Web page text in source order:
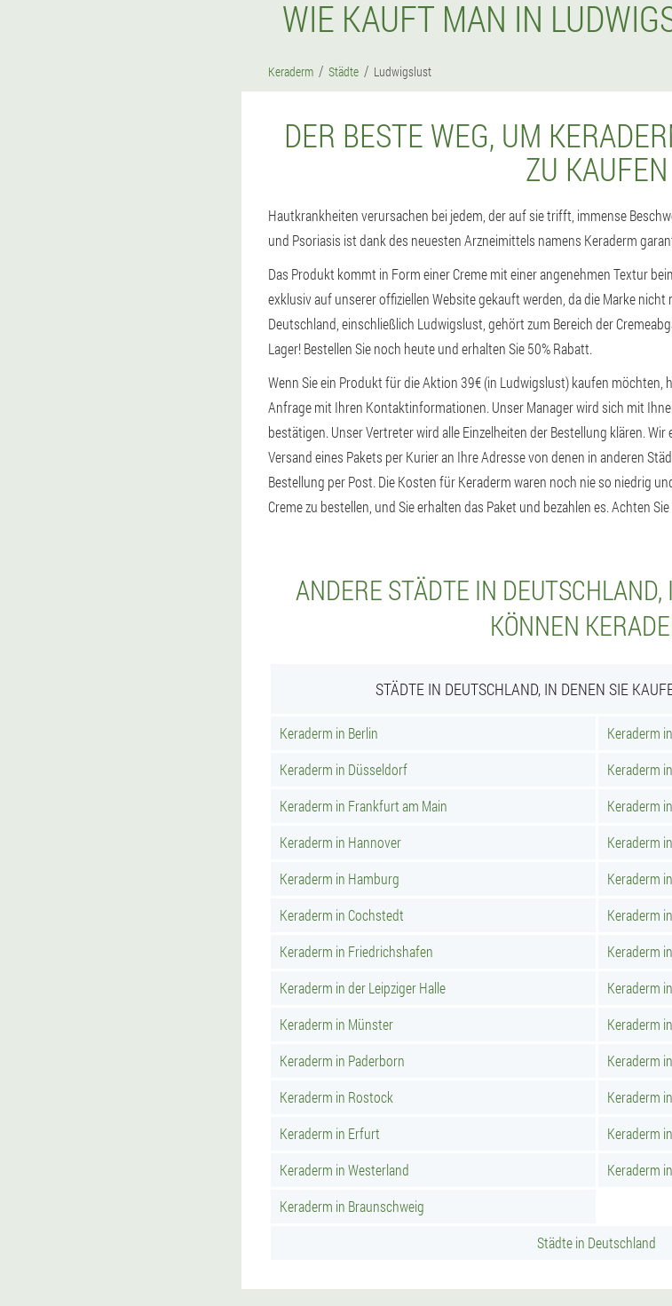
WIE KAUFT MAN IN
Keraderm Städte Ludwigslust
DER BESTE WEG, UM
ZU KAUFEN
Hautkrankheiten verursachen bei jedem, der auf sie trifft, immense
und Psoriasis ist dank des neuesten Arzneimittels namens Keraderm
Das Produkt kommt in Form einer Creme mit einer angenehmen Textur
exklusiv auf unserer offiziellen Website gekauft werden, da die Marke
Deutschland, einschließlich Ludwigslust, gehört zum Bereich der
Lager! Bestellen Sie noch heute und erhalten Sie 50% Rabatt.
Wenn Sie ein Produkt für die Aktion 39€ (in Ludwigslust) kaufen möchten,
Anfrage mit Ihren Kontaktinformationen. Unser Manager wird sich mit
bestätigen. Unser Vertreter wird alle Einzelheiten der Bestellung klären.
Versand eines Pakets per Kurier an Ihre Adresse von denen in anderen
Bestellung per Post. Die Kosten für Keraderm waren noch nie so niedrig
Creme zu bestellen, und Sie erhalten das Paket und bezahlen es. Achten
ANDERE STÄDTE IN
KÖNNEN
STÄDTE IN DEUTSCHLAND, IN DENEN SIE
Keraderm in Berlin
Keraderm
Keraderm in Düsseldorf
Keraderm
Keraderm in Frankfurt am Main
Keraderm
Keraderm in Hannover
Keraderm
Keraderm in Hamburg
Keraderm
Keraderm in Cochstedt
Keraderm
Keraderm in Friedrichshafen
Keraderm
Keraderm in der Leipziger Halle
Keraderm
Keraderm in Münster
Keraderm
Keraderm in Paderborn
Keraderm
Keraderm in Rostock
Keraderm
Keraderm in Erfurt
Keraderm
Keraderm in Westerland
Keraderm
Keraderm in Braunschweig
Städte in Deutschland